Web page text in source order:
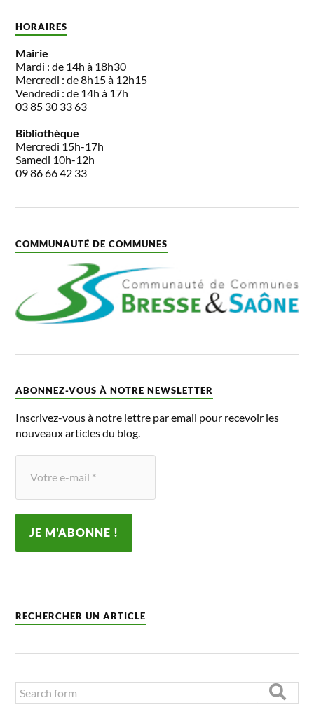
HORAIRES
Mairie
Mardi : de 14h à 18h30
Mercredi : de 8h15 à 12h15
Vendredi : de 14h à 17h
03 85 30 33 63
Bibliothèque
Mercredi 15h-17h
Samedi 10h-12h
09 86 66 42 33
COMMUNAUTÉ DE COMMUNES
ABONNEZ-VOUS À NOTRE NEWSLETTER
Inscrivez-vous à notre lettre par email pour recevoir les
nouveaux articles du blog.
RECHERCHER UN ARTICLE